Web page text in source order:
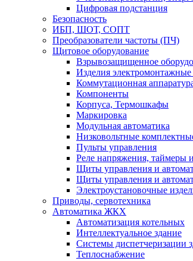
Цифровая подстанция
Безопасность
ИБП, ШОТ, СОПТ
Преобразователи частоты (ПЧ)
Щитовое оборудование
Взрывозащищенное
Изделия
Коммутационная
Компоненты
Корпуса, Термошкафы
Маркировка
Модульная автоматика
Низковольтные
Пульты управления
Реле напряжения, таймеры
Щиты управления и
Щиты управления и
Электроустановочные
Приводы, сервотехника
Автоматика ЖКХ
Автоматизация котельных
Интеллектуальное здание
Системы диспетчеризации
Теплоснабжение